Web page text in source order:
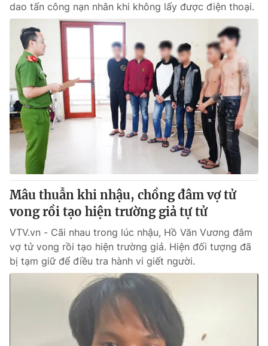
dao tấn công nạn nhân khi không lấy được điện thoại.
Mâu thuẫn khi nhậu, chồng đâm vợ tử
vong rồi tạo hiện trường giả tự tử
VTV.vn - Cãi nhau trong lúc nhậu, Hồ Văn Vương đâm
vợ tử vong rồi tạo hiện trường giả. Hiện đối tượng đã
bị tạm giữ để điều tra hành vi giết người.